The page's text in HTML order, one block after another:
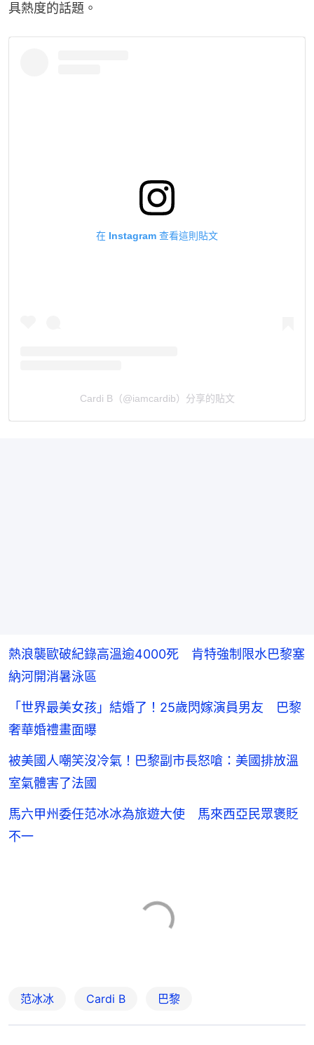
具熱度的話題。
在 Instagram 查看這則貼文
Cardi B（@iamcardib）分享的貼文
熱浪襲歐破紀錄高溫逾4000死 肯特強制限水巴黎塞
納河開消暑泳區
「世界最美女孩」結婚了！25歲閃嫁演員男友 巴黎
奢華婚禮畫面曝
被美國人嘲笑沒冷氣！巴黎副市長怒嗆：美國排放溫
室氣體害了法國
馬六甲州委任范冰冰為旅遊大使 馬來西亞民眾褒貶
不一
范冰冰 Cardi B 巴黎